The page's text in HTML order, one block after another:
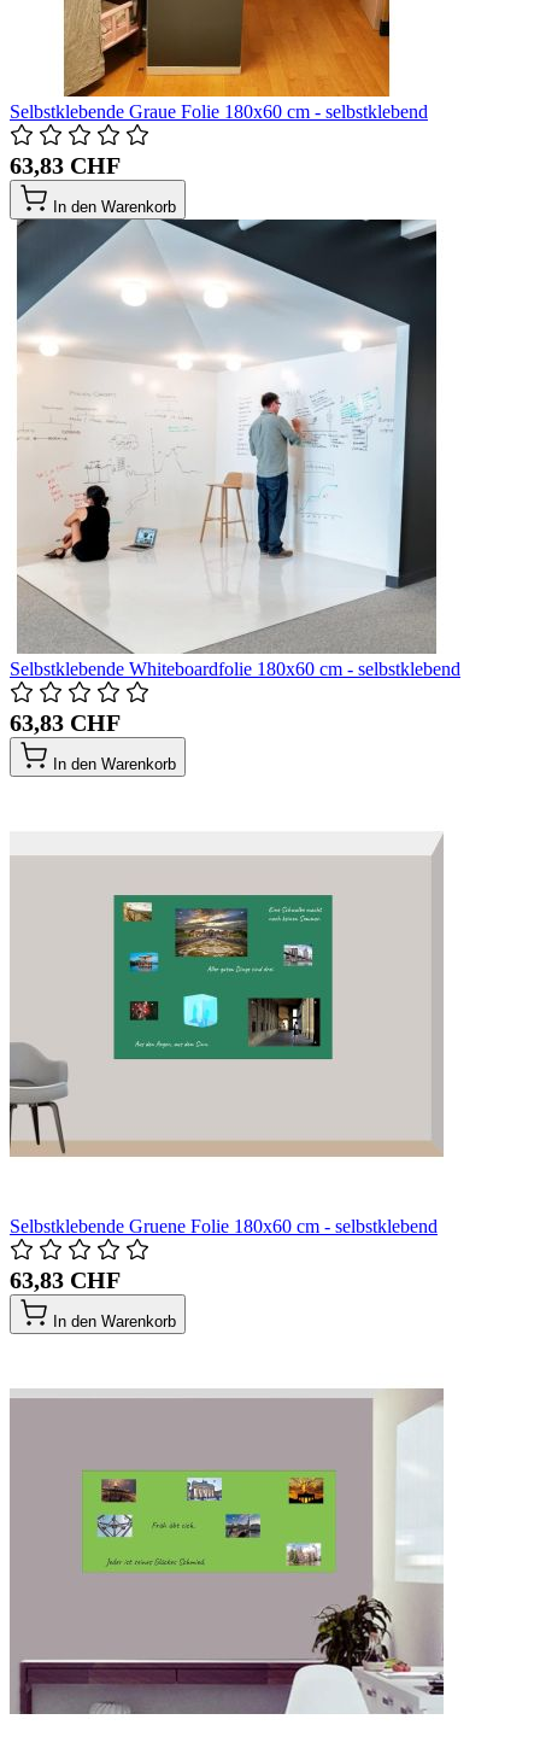
Selbstklebende Graue Folie 180x60 cm - selbstklebend
63,83 CHF
In den Warenkorb
Selbstklebende Whiteboardfolie 180x60 cm - selbstklebend
63,83 CHF
In den Warenkorb
Selbstklebende Gruene Folie 180x60 cm - selbstklebend
63,83 CHF
In den Warenkorb